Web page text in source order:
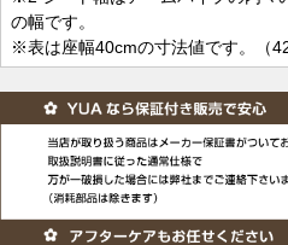
の幅です。
※表は座幅40cmの寸法値です。（